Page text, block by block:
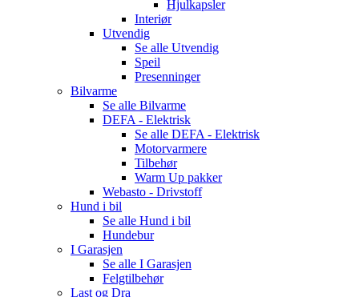
Hjulkapsler
Interiør
Utvendig
Se alle Utvendig
Speil
Presenninger
Bilvarme
Se alle Bilvarme
DEFA - Elektrisk
Se alle DEFA - Elektrisk
Motorvarmere
Tilbehør
Warm Up pakker
Webasto - Drivstoff
Hund i bil
Se alle Hund i bil
Hundebur
I Garasjen
Se alle I Garasjen
Felgtilbehør
Last og Dra